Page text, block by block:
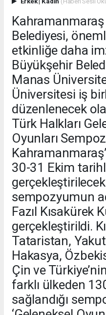
Belediyesi,
etkinliğe daha
Büyükşehir
Manas
Üniversitesi iş
düzenlenecek
Türk Halkları
Oyunları
30-31 Ekim
sempozyumun
Fazıl Kısakürek
gerçekleştirildi.
Tataristan,
Hakasya,
Çin ve
farklı ülkeden
sağlandığı